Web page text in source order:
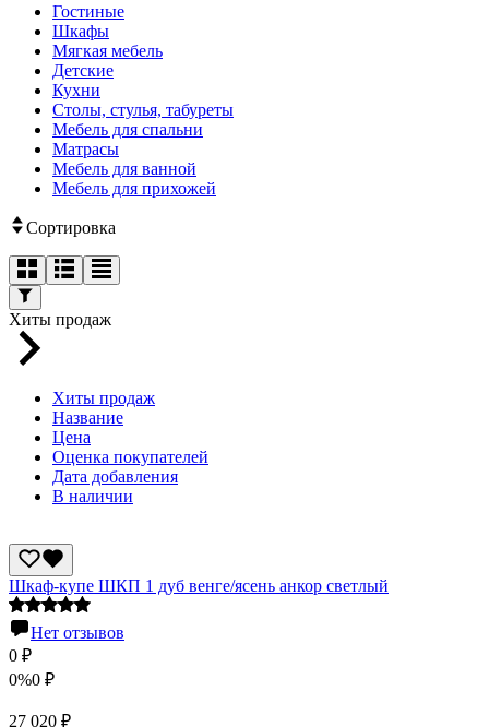
Гостиные
Шкафы
Мягкая мебель
Детские
Кухни
Столы, стулья, табуреты
Мебель для спальни
Матрасы
Мебель для ванной
Мебель для прихожей
Сортировка
Хиты продаж
Хиты продаж
Название
Цена
Оценка покупателей
Дата добавления
В наличии
Шкаф-купе ШКП 1 дуб венге/ясень анкор светлый
Нет отзывов
0 ₽
0%0 ₽
27 020 ₽